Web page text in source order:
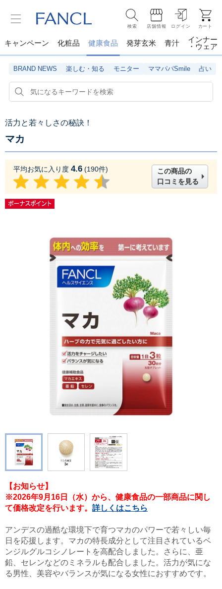
検索 店舗情報 ログイン カート
キャンペーン 化粧品 健康食品 発芽玄米 青汁
インナー
・ウェア
BRAND NEWS 楽しむ・知る モニター ママパパSmile 占い
活力と若々しさの秘訣！
マカ
平均お気に入り度 4.6 (190件)
この商品の
口コミを見る
【お知らせ】
※2026年9月16日（水）から、健康食品の一部商品に関し
て価格改定を行います。 詳しくはこちら
アンデスの過酷な環境下で育つマカのパワーで若々しい毎
日を応援します。マカの特長成分として注目されているベ
ンジルグルコシノレートを高配合しました。さらに、亜
鉛、セレンなどのミネラルも配合しました。活力が気にな
る男性、美容やバランスが気になる女性におすすめです。